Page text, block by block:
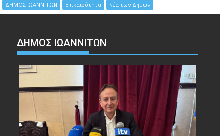
ΔΗΜΟΣ ΙΩΑΝΝΙΤΩΝ Επικαιρότητα Νέα των Δήμων
ΔΗΜΟΣ ΙΩΑΝΝΙΤΩΝ